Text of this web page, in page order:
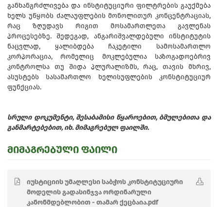
განხანგრძლივება და ინსტიტუციური ფილტრების გაუქმება
ხელს უწყობს ძალაუფლების მონოლითურ კონცენტრაციას,
რაც ზღუდავს რიგით მოსამართლეთა გავლენას
პროცესებზე. შედეგად, ანგარიშვალდებული ინსტიტუტის
ნაცვლად, ყალიბდება ჩაკეტილი სამოსამართლო
კორპორაცია, რომელიც მოკლებულია საზოგადოებრივ
კონტროლსა თუ შიდა პლურალიზმს, რაც, თავის მხრივ,
ასუსტებს სასამართლო ხელისუფლების კონსტიტუციურ
ფუნქციას.
სრული დოკუმენტი, შესაბამისი წყაროებით, ბმულებითა და
განმარტებებით, იხ. მიმაგრებულ ფაილში.
მიმაგრებული ფაილი
იუსტიციის უმაღლესი საბჭოს კონსტიტუციური
მოდელის გადასინჯვა ორდინარული
კანონმდებლობით - თამარ ქეცბაია.pdf